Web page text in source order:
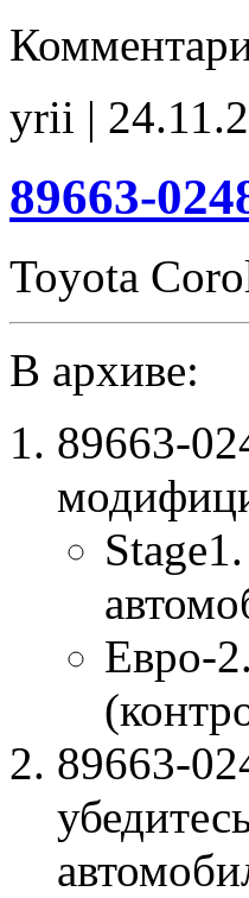
yrii |
89663-
Toyota
В архиве:
89663-
Евро-
89663-